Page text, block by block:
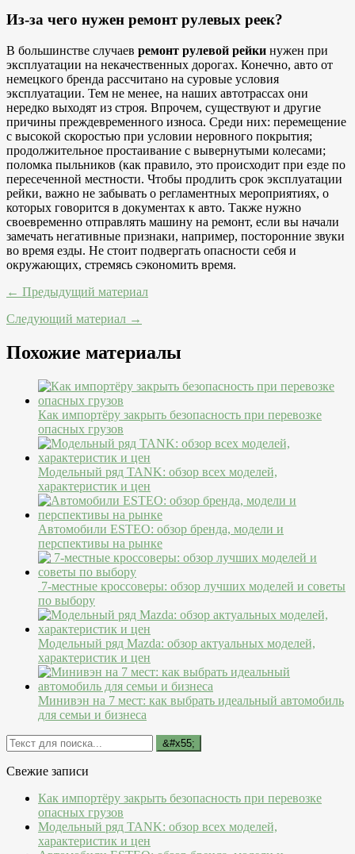
Из-за чего нужен ремонт рулевых реек?
В большинстве случаев ремонт рулевой рейки нужен при
эксплуатации на некачественных дорогах. Конечно, авто от
немецкого бренда рассчитано на суровые условия
эксплуатации. Тем не менее, на наших автотрассах они
нередко выходят из строя. Впрочем, существуют и другие
причины преждевременного износа. Среди них: перемещение
с высокой скоростью при условии неровного покрытия;
продолжительное простаивание с вывернутыми колесами;
поломка пыльников (как правило, это происходит при езде по
пересеченной местности. Чтобы продлить срок эксплуатации
рейки, важно не забывать о регламентных мероприятиях, о
которых говорится в документах к авто. Также нужно
своевременно отправлять машину на ремонт, если вы начали
замечать негативные признаки, например, посторонние звуки
во время езды. Не стоит подвергать опасности себя и
окружающих, стремясь сэкономить время.
← Предыдущий материал
Следующий материал →
Похожие материалы
Как импортёру закрыть безопасность при перевозке
опасных грузов
Модельный ряд TANK: обзор всех моделей,
характеристик и цен
Автомобили ESTEO: обзор бренда, модели и
перспективы на рынке
7-местные кроссоверы: обзор лучших моделей и советы
по выбору
Модельный ряд Mazda: обзор актуальных моделей,
характеристик и цен
Минивэн на 7 мест: как выбрать идеальный автомобиль
для семьи и бизнеса
Свежие записи
Как импортёру закрыть безопасность при перевозке
опасных грузов
Модельный ряд TANK: обзор всех моделей,
характеристик и цен